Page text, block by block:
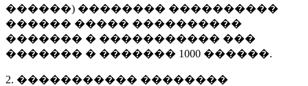
������) �������� ����������
������ ����� ����������
������� � ����������� ���
������� � ������� 1000 ������.
2. ����������� ��������